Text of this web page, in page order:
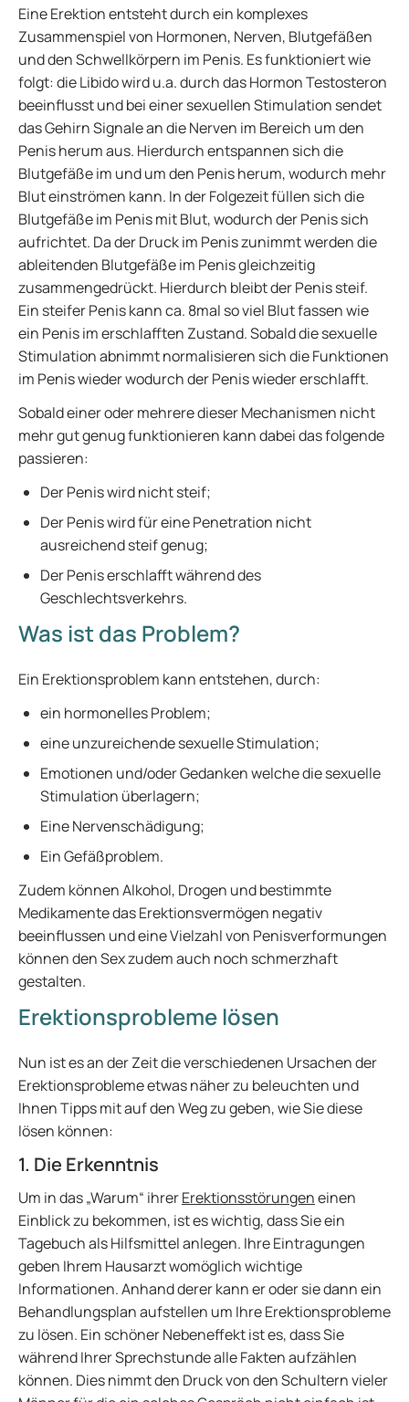
Eine Erektion entsteht durch ein komplexes
Zusammenspiel von Hormonen, Nerven, Blutgefäßen
und den Schwellkörpern im Penis. Es funktioniert wie
folgt: die Libido wird u.a. durch das Hormon Testosteron
beeinflusst und bei einer sexuellen Stimulation sendet
das Gehirn Signale an die Nerven im Bereich um den
Penis herum aus. Hierdurch entspannen sich die
Blutgefäße im und um den Penis herum, wodurch mehr
Blut einströmen kann. In der Folgezeit füllen sich die
Blutgefäße im Penis mit Blut, wodurch der Penis sich
aufrichtet. Da der Druck im Penis zunimmt werden die
ableitenden Blutgefäße im Penis gleichzeitig
zusammengedrückt. Hierdurch bleibt der Penis steif.
Ein steifer Penis kann ca. 8mal so viel Blut fassen wie
ein Penis im erschlafften Zustand. Sobald die sexuelle
Stimulation abnimmt normalisieren sich die Funktionen
im Penis wieder wodurch der Penis wieder erschlafft.
Sobald einer oder mehrere dieser Mechanismen nicht
mehr gut genug funktionieren kann dabei das folgende
passieren:
Der Penis wird nicht steif;
Der Penis wird für eine Penetration nicht
ausreichend steif genug;
Der Penis erschlafft während des
Geschlechtsverkehrs.
Was ist das Problem?
Ein Erektionsproblem kann entstehen, durch:
ein hormonelles Problem;
eine unzureichende sexuelle Stimulation;
Emotionen und/oder Gedanken welche die sexuelle
Stimulation überlagern;
Eine Nervenschädigung;
Ein Gefäßproblem.
Zudem können Alkohol, Drogen und bestimmte
Medikamente das Erektionsvermögen negativ
beeinflussen und eine Vielzahl von Penisverformungen
können den Sex zudem auch noch schmerzhaft
gestalten.
Erektionsprobleme lösen
Nun ist es an der Zeit die verschiedenen Ursachen der
Erektionsprobleme etwas näher zu beleuchten und
Ihnen Tipps mit auf den Weg zu geben, wie Sie diese
lösen können:
1. Die Erkenntnis
Um in das „Warum“ ihrerErektionsstörungeneinen
Einblick zu bekommen, ist es wichtig, dass Sie ein
Tagebuch als Hilfsmittel anlegen. Ihre Eintragungen
geben Ihrem Hausarzt womöglich wichtige
Informationen. Anhand derer kann er oder sie dann ein
Behandlungsplan aufstellen um Ihre Erektionsprobleme
zu lösen. Ein schöner Nebeneffekt ist es, dass Sie
während Ihrer Sprechstunde alle Fakten aufzählen
können. Dies nimmt den Druck von den Schultern vieler